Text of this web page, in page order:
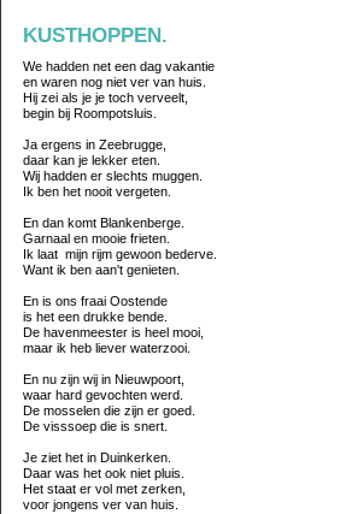
KUSTHOPPEN.
We hadden net een dag vakantie
en waren nog niet ver van huis.
Hij zei als je je toch verveelt,
begin bij Roompotsluis.
Ja ergens in Zeebrugge,
daar kan je lekker eten.
Wij hadden er slechts muggen.
Ik ben het nooit vergeten.
En dan komt Blankenberge.
Garnaal en mooie frieten.
Ik laat mijn rijm gewoon bederve.
Want ik ben aan't genieten.
En is ons fraai Oostende
is het een drukke bende.
De havenmeester is heel mooi,
maar ik heb liever waterzooi.
En nu zijn wij in Nieuwpoort,
waar hard gevochten werd.
De mosselen die zijn er goed.
De visssoep die is snert.
Je ziet het in Duinkerken.
Daar was het ook niet pluis.
Het staat er vol met zerken,
voor jongens ver van huis.